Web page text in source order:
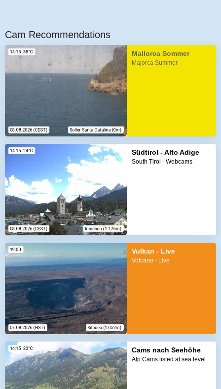
Cam Recommendations
Mallorca Sommer
Majorca Summer
Südtirol - Alto Adige
South Tirol - Webcams
Vulkan - Live
Volcano - Live
Cams nach Seehöhe
Alp Cams listed at sea level